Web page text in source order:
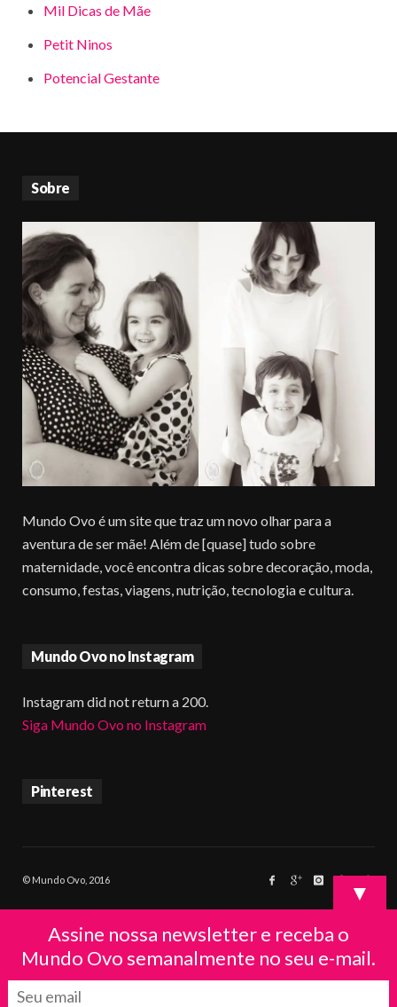
Mil Dicas de Mãe
Petit Ninos
Potencial Gestante
Sobre
Mundo Ovo é um site que traz um novo olhar para a
aventura de ser mãe! Além de [quase] tudo sobre
maternidade, você encontra dicas sobre decoração, moda,
consumo, festas, viagens, nutrição, tecnologia e cultura.
Mundo Ovo no Instagram
Instagram did not return a 200.
Siga Mundo Ovo no Instagram
Pinterest
© Mundo Ovo, 2016 ▼
Assine nossa newsletter e receba o
Mundo Ovo semanalmente no seu e-mail.